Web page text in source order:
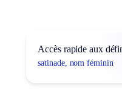
Accès rapide aux
satinade, nom féminin